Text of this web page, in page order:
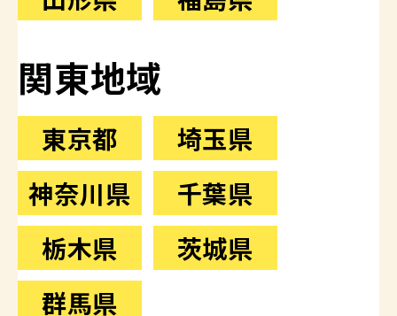
関東地域
東京都
埼玉県
神奈川県
千葉県
栃木県
茨城県
群馬県